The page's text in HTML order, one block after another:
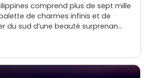
comprend plus de sept mille
de charmes infinis et de
du sud d’une beauté surprenan...